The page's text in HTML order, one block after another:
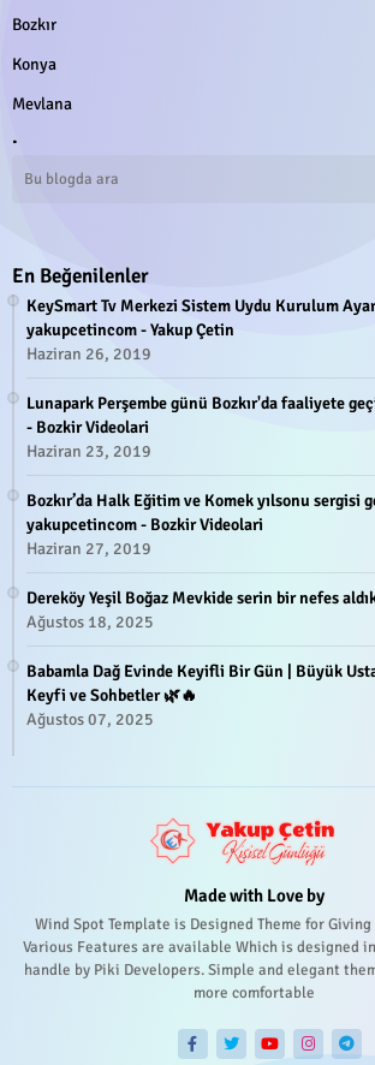
Bozkır
Konya
Mevlana
.
En Beğenilenler
KeySmart Tv Merkezi Sistem Uydu Kurulum
yakupcetincom - Yakup Çetin
Haziran 26, 2019
Lunapark Perşembe günü Bozkır'da faaliyete
- Bozkir Videolari
Haziran 23, 2019
Bozkır’da Halk Eğitim ve Komek yılsonu sergisi
yakupcetincom - Bozkir Videolari
Haziran 27, 2019
Dereköy Yeşil Boğaz Mevkide serin bir nefes
Ağustos 18, 2025
Babamla Dağ Evinde Keyifli Bir Gün | Büyük
Keyfi ve Sohbetler 🌿🔥
Ağustos 07, 2025
Made with Love by
Wind Spot Template is Designed Theme for
Various Features are available Which is designed
handle by Piki Developers. Simple and elegant
more comfortable